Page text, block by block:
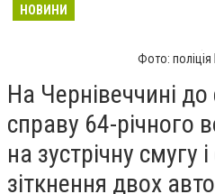
НОВИНИ
Фото:
На Чернівеччині
справу 64-річного
на зустрічну смугу
зіткнення двох